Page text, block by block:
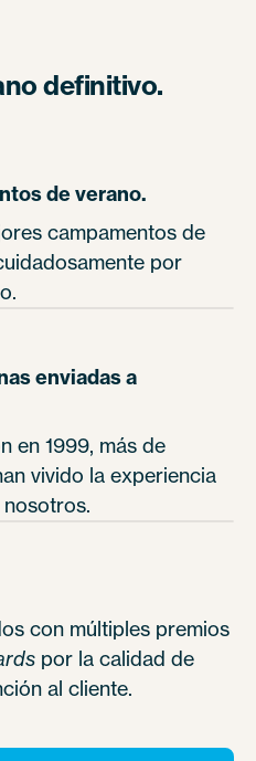
definitivo.
de verano.
campamentos de
por
enviadas a
en 1999, más de
vivido la experiencia
con múltiples premios
por la calidad de
al cliente.